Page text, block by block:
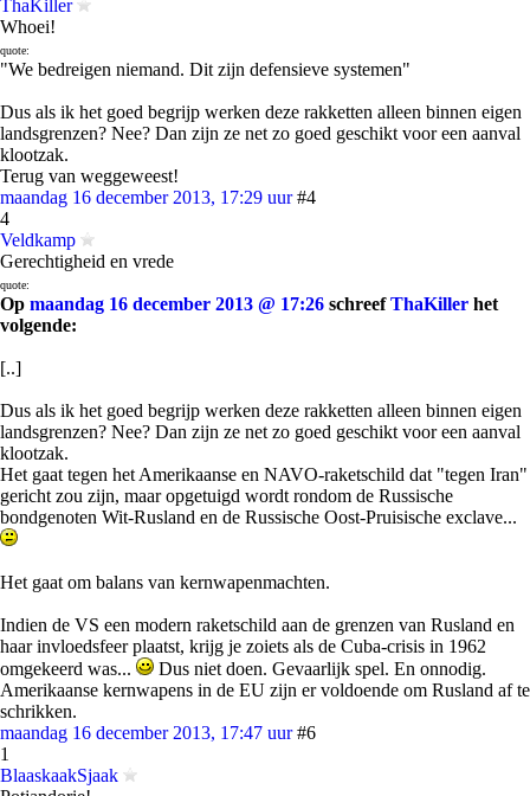
ThaKiller
Whoei!
quote:
"We bedreigen niemand. Dit zijn defensieve systemen"
Dus als ik het goed begrijp werken deze rakketten alleen binnen eigen
landsgrenzen? Nee? Dan zijn ze net zo goed geschikt voor een aanval
klootzak.
Terug van weggeweest!
maandag 16 december 2013, 17:29 uur #4
4
Veldkamp
Gerechtigheid en vrede
quote:
Op maandag 16 december 2013 @ 17:26 schreefThaKiller het
volgende:
[..]
Dus als ik het goed begrijp werken deze rakketten alleen binnen eigen
landsgrenzen? Nee? Dan zijn ze net zo goed geschikt voor een aanval
klootzak.
Het gaat tegen het Amerikaanse en NAVO-raketschild dat "tegen Iran"
gericht zou zijn, maar opgetuigd wordt rondom de Russische
bondgenoten Wit-Rusland en de Russische Oost-Pruisische exclave...
Het gaat om balans van kernwapenmachten.
Indien de VS een modern raketschild aan de grenzen van Rusland en
haar invloedsfeer plaatst, krijg je zoiets als de Cuba-crisis in 1962
omgekeerd was...
Dus niet doen. Gevaarlijk spel. En onnodig.
Amerikaanse kernwapens in de EU zijn er voldoende om Rusland af te
schrikken.
maandag 16 december 2013, 17:47 uur #6
1
BlaaskaakSjaak